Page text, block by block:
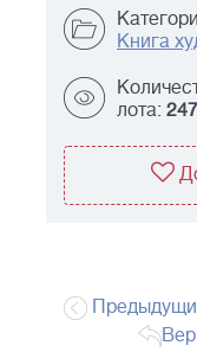
Книга
лота: 247